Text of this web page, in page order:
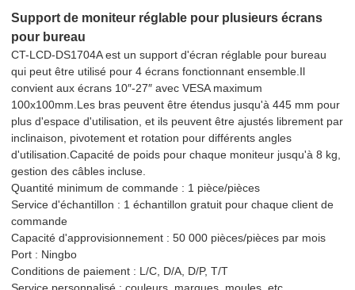
Support de moniteur réglable pour plusieurs écrans
pour bureau
CT-LCD-DS1704A est un support d'écran réglable pour bureau
qui peut être utilisé pour 4 écrans fonctionnant ensemble.Il
convient aux écrans 10″-27″ avec VESA maximum
100x100mm.Les bras peuvent être étendus jusqu'à 445 mm pour
plus d'espace d'utilisation, et ils peuvent être ajustés librement par
inclinaison, pivotement et rotation pour différents angles
d'utilisation.Capacité de poids pour chaque moniteur jusqu'à 8 kg,
gestion des câbles incluse.
Quantité minimum de commande : 1 pièce/pièces
Service d'échantillon : 1 échantillon gratuit pour chaque client de
commande
Capacité d'approvisionnement : 50 000 pièces/pièces par mois
Port : Ningbo
Conditions de paiement : L/C, D/A, D/P, T/T